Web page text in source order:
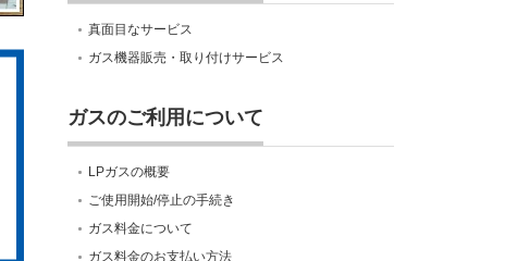
真面目なサービス
ガス機器販売・取り付けサービス
ガスのご利用について
LPガスの概要
ご使用開始/停止の手続き
ガス料金について
ガス料金のお支払い方法